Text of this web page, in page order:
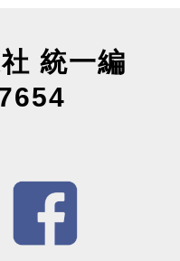
統一編